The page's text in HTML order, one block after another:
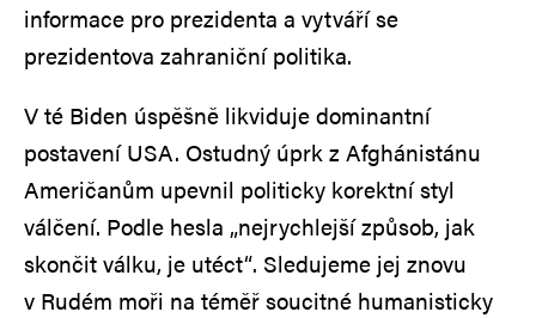
informace pro prezidenta a vytváří se
prezidentova zahraniční politika.
V té Biden úspěšně likviduje dominantní
postavení USA. Ostudný úprk z Afghánistánu
Američanům upevnil politicky korektní styl
válčení. Podle hesla „nejrychlejší způsob, jak
skončit válku, je utéct“. Sledujeme jej znovu
v Rudém moři na téměř soucitné humanisticky